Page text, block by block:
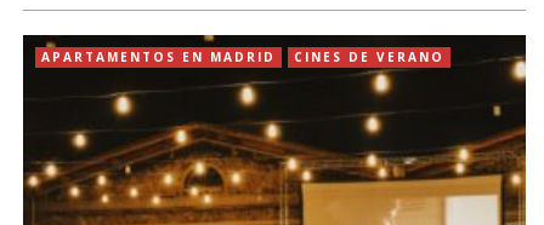
APARTAMENTOS EN MADRID CINES DE VERANO